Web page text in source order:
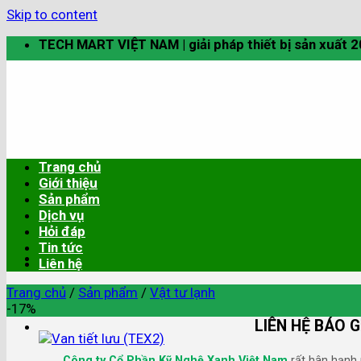
Skip to content
TECH MART VIỆT NAM | giải pháp thiết bị sản xuất
LIÊN HỆ BÁO
Trang chủ
Giới thiệu
Sản phẩm
Dịch vụ
Hỏi đáp
Tin tức
Liên hệ
Trang chủ / Sản phẩm / Vật tư lạnh
-17%